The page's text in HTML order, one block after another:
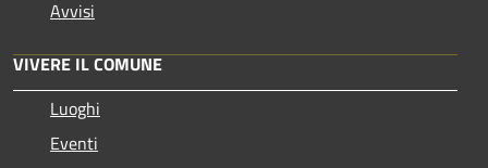
Avvisi
VIVERE IL COMUNE
Luoghi
Eventi